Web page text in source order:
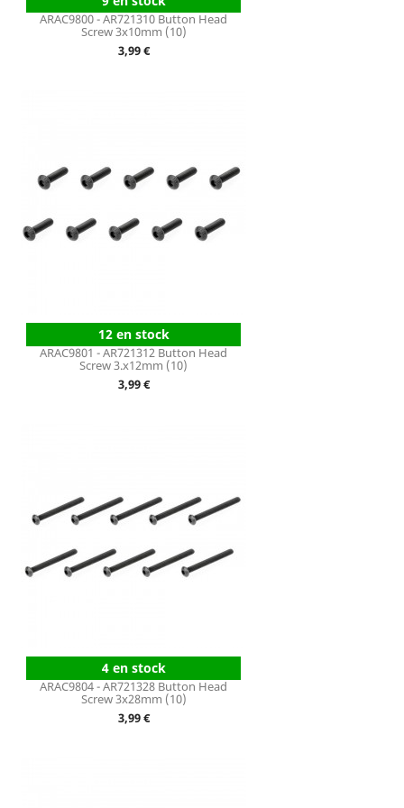
ARAC9800 - AR721310 Button Head
Screw 3x10mm (10)
Prix
3,99 €
12 en stock
ARAC9801 - AR721312 Button Head
Screw 3.x12mm (10)
Prix
3,99 €
4 en stock
ARAC9804 - AR721328 Button Head
Screw 3x28mm (10)
Prix
3,99 €